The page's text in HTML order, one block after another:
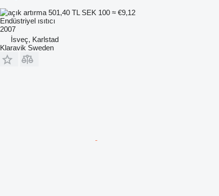
501,40 TL SEK 100 ≈ €9,12
Endüstriyel ısıtıcı
2007
İsveç, Karlstad
Klaravik Sweden